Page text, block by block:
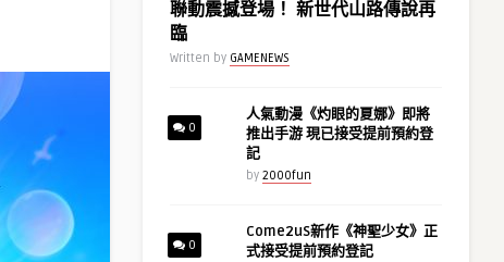
聯動震撼登場！ 新世代山路傳說再
臨
Written by GAMENEWS
0
人氣動漫《灼眼的夏娜》即將
推出手游 現已接受提前預約登
記
by 2000fun
0
Come2uS新作《神聖少女》正
式接受提前預約登記